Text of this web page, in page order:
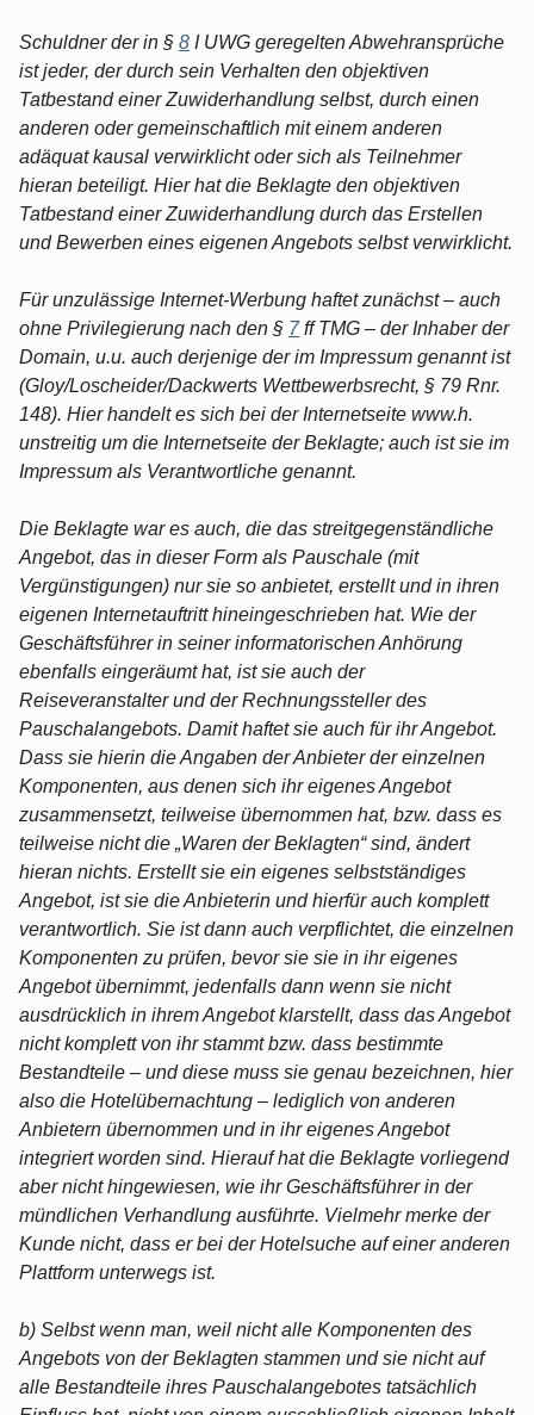
Schuldner der in § 8 I UWG geregelten Abwehransprüche
ist jeder, der durch sein Verhalten den objektiven
Tatbestand einer Zuwiderhandlung selbst, durch einen
anderen oder gemeinschaftlich mit einem anderen
adäquat kausal verwirklicht oder sich als Teilnehmer
hieran beteiligt. Hier hat die Beklagte den objektiven
Tatbestand einer Zuwiderhandlung durch das Erstellen
und Bewerben eines eigenen Angebots selbst verwirklicht.
Für unzulässige Internet-Werbung haftet zunächst – auch
ohne Privilegierung nach den § 7ff TMG – der Inhaber der
Domain, u.u. auch derjenige der im Impressum genannt ist
(Gloy/Loscheider/Dackwerts Wettbewerbsrecht, § 79 Rnr.
148). Hier handelt es sich bei der Internetseite www.h.
unstreitig um die Internetseite der Beklagte; auch ist sie im
Impressum als Verantwortliche genannt.
Die Beklagte war es auch, die das streitgegenständliche
Angebot, das in dieser Form als Pauschale (mit
Vergünstigungen) nur sie so anbietet, erstellt und in ihren
eigenen Internetauftritt hineingeschrieben hat. Wie der
Geschäftsführer in seiner informatorischen Anhörung
ebenfalls eingeräumt hat, ist sie auch der
Reiseveranstalter und der Rechnungssteller des
Pauschalangebots. Damit haftet sie auch für ihr Angebot.
Dass sie hierin die Angaben der Anbieter der einzelnen
Komponenten, aus denen sich ihr eigenes Angebot
zusammensetzt, teilweise übernommen hat, bzw. dass es
teilweise nicht die „Waren der Beklagten“ sind, ändert
hieran nichts. Erstellt sie ein eigenes selbstständiges
Angebot, ist sie die Anbieterin und hierfür auch komplett
verantwortlich. Sie ist dann auch verpflichtet, die einzelnen
Komponenten zu prüfen, bevor sie sie in ihr eigenes
Angebot übernimmt, jedenfalls dann wenn sie nicht
ausdrücklich in ihrem Angebot klarstellt, dass das Angebot
nicht komplett von ihr stammt bzw. dass bestimmte
Bestandteile – und diese muss sie genau bezeichnen, hier
also die Hotelübernachtung – lediglich von anderen
Anbietern übernommen und in ihr eigenes Angebot
integriert worden sind. Hierauf hat die Beklagte vorliegend
aber nicht hingewiesen, wie ihr Geschäftsführer in der
mündlichen Verhandlung ausführte. Vielmehr merke der
Kunde nicht, dass er bei der Hotelsuche auf einer anderen
Plattform unterwegs ist.
b) Selbst wenn man, weil nicht alle Komponenten des
Angebots von der Beklagten stammen und sie nicht auf
alle Bestandteile ihres Pauschalangebotes tatsächlich